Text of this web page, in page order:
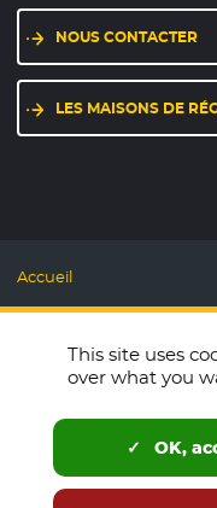
NOUS CONTACTER
LES MAISONS DE
Accueil
Mentions légales
Données personnelles et
Cookies
Espace presse
Télécharger le logo
English
This site uses
over what you
OK,